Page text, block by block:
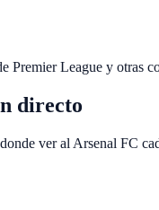
Premier League y otras
directo
ver al Arsenal FC